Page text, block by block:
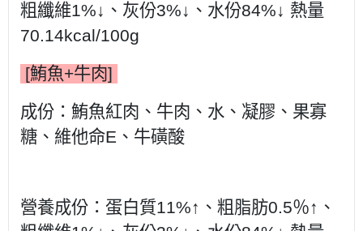
粗纖維1%↓、灰份3%↓、水份84%↓ 熱量
70.14kcal/100g
[鮪魚+牛肉]
成份： 鮪魚紅肉、牛肉、水、凝膠、果寡
糖、維他命E、牛磺酸
營養成份：蛋白質11%↑、粗脂肪0.5％↑、